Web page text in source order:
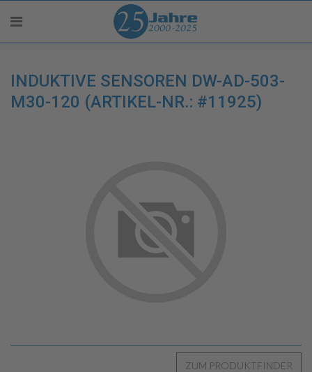
INDUKTIVE SENSOREN DW-AD-503-
M30-120 (ARTIKEL-NR.: #11925)